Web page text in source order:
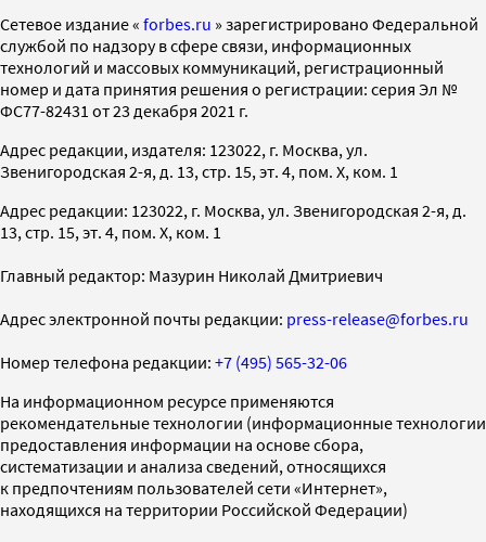
Cетевое издание « forbes.ru » зарегистрировано Федеральной
службой по надзору в сфере связи, информационных
технологий и массовых коммуникаций, регистрационный
номер и дата принятия решения о регистрации: серия Эл №
ФС77-82431 от 23 декабря 2021 г.
Адрес редакции, издателя: 123022, г. Москва, ул.
Звенигородская 2-я, д. 13, стр. 15, эт. 4, пом. X, ком. 1
Адрес редакции: 123022, г. Москва, ул. Звенигородская 2-я, д.
13, стр. 15, эт. 4, пом. X, ком. 1
Главный редактор: Мазурин Николай Дмитриевич
Адрес электронной почты редакции: press-release@forbes.ru
Номер телефона редакции: +7 (495) 565-32-06
На информационном ресурсе применяются
рекомендательные технологии (информационные технологии
предоставления информации на основе сбора,
систематизации и анализа сведений, относящихся
к предпочтениям пользователей сети «Интернет»,
находящихся на территории Российской Федерации)